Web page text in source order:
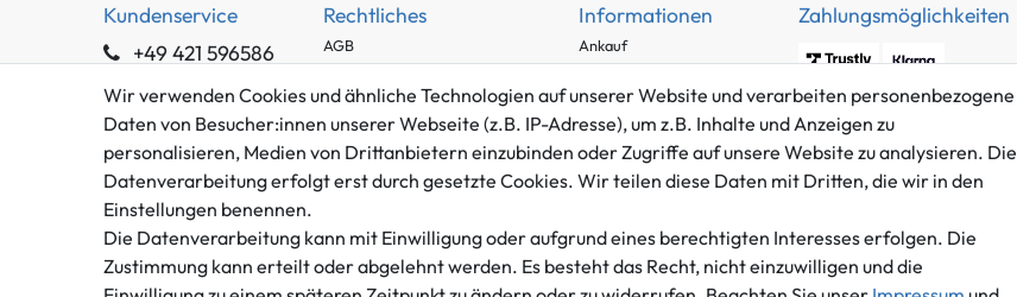
Kundenservice
+49 421 596586
info@gameworld.de
Kontaktformular
Rechtliches
AGB
Datenschutzerklärung
Barrierefreiheitserklärung
Widerrufs­recht
Informationen
Ankauf
Häufig gestellte Fragen
Zahlung und Versand
Batterieentsorgung
Zahlungsmöglichkeiten
Mitglied im Händlerbund
Versand innerhalb Deutschlands.
Wir verwenden Cookies und ähnliche Technologien auf unserer Website und verarbeiten personenbezogene
Daten von Besucher:innen unserer Webseite (z.B. IP-Adresse), um z.B. Inhalte und Anzeigen zu
personalisieren, Medien von Drittanbietern einzubinden oder Zugriffe auf unsere Website zu analysieren. Die
Datenverarbeitung erfolgt erst durch gesetzte Cookies. Wir teilen diese Daten mit Dritten, die wir in den
Einstellungen benennen.
Die Datenverarbeitung kann mit Einwilligung oder aufgrund eines berechtigten Interesses erfolgen. Die
Zustimmung kann erteilt oder abgelehnt werden. Es besteht das Recht, nicht einzuwilligen und die